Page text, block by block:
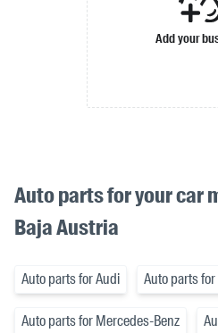
Add your
Auto parts for your car
Baja Austria
Auto parts for Audi Auto parts
Auto parts for Mercedes-Benz